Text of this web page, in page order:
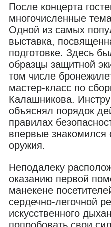
После концерта
многочисленные
Одной из самых
выставка,
подготовке. Здесь
образцы защитной
том числе
мастер-класс по
Калашникова.
объяснял порядок
правилах
впервые знакомился
оружия.
Неподалеку
оказанию первой
манекене
сердечно-легочной
искусственного
попробовать свои